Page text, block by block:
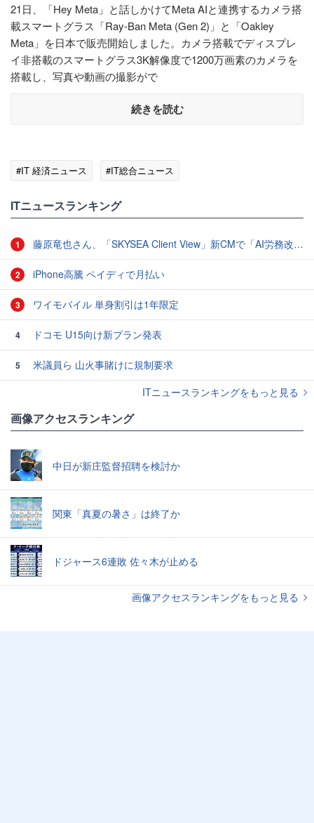
21日、「Hey Meta」と話しかけてMeta AIと連携するカメラ搭
載スマートグラス「Ray-Ban Meta (Gen 2)」と「Oakley
Meta」を日本で販売開始しました。カメラ搭載でディスプレ
イ非搭載のスマートグラス3K解像度で1200万画素のカメラを
搭載し、写真や動画の撮影がで
続きを読む
#IT 経済ニュース #IT総合ニュース
ITニュースランキング
1 藤原竜也さん、「SKYSEA Client View」新CMで「AI労務改善」をアピール 働き方をAIが分析したら「すぐに休んで」と言われる？
2 iPhone高騰 ペイディで月払い
3 ワイモバイル 単身割引は1年限定
4 ドコモ U15向け新プラン発表
5
米議員ら 山火事賭けに規制要求
ITニュースランキングをもっと見る
画像アクセスランキング
中日が新庄監督招聘を検討か
関東「真夏の暑さ」は終了か
ドジャース6連敗 佐々木が止める
画像アクセスランキングをもっと見る